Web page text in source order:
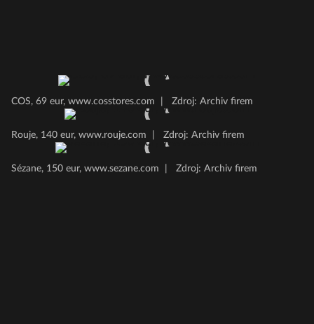
COS, 69 eur, www.cosstores.com Zdroj: Archiv firem
Rouje, 140 eur, www.rouje.com Zdroj: Archiv firem
Sézane, 150 eur, www.sezane.com Zdroj: Archiv firem